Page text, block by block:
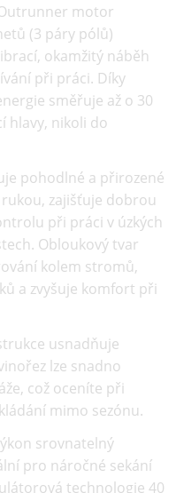
motor
(3 páry pólů)
okamžitý náběh
při práci. Díky
směřuje až o 30
hlavy, nikoli do
pohodlné a přirozené
zajišťuje dobrou
při práci v úzkých
Obloukový tvar
kolem stromů,
a zvyšuje komfort při
usnadňuje
lze snadno
což oceníte při
mimo sezónu.
srovnatelný
pro náročné sekání
technologie 40